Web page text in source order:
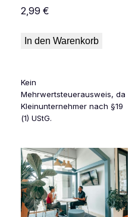
2,99 €
In den Warenkorb
Kein
Mehrwertsteuerausweis, da
Kleinunternehmer nach §19
(1) UStG.